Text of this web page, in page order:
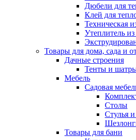
Дюбели для
Клей для
Техническая
Утеплитель
Товары для дома, сада и
Дачные строения
Тенты и
Мебель
Садовая
Столы
Стулья и
Товары для бани